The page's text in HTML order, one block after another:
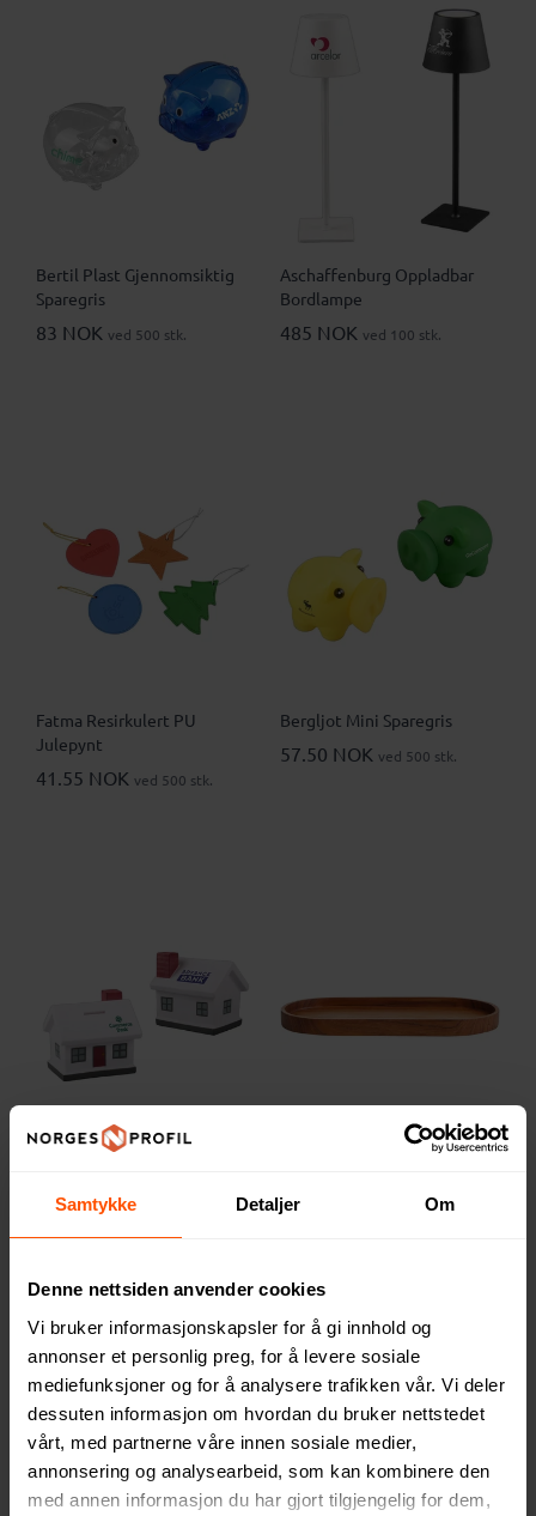
Samtykke Detaljer Om
Denne nettsiden anvender cookies
Vi bruker informasjonskapsler for å gi innhold og
annonser et personlig preg, for å levere sosiale
mediefunksjoner og for å analysere trafikken vår. Vi deler
dessuten informasjon om hvordan du bruker nettstedet
vårt, med partnerne våre innen sosiale medier,
annonsering og analysearbeid, som kan kombinere den
med annen informasjon du har gjort tilgjengelig for dem,
Bertil Plast Gjennomsiktig
Sparegris
83 NOK ved 500 stk.
Aschaffenburg Oppladbar
Bordlampe
485 NOK ved 100 stk.
Fatma Resirkulert PU
Julepynt
41.55 NOK ved 500 stk.
Bergljot Mini Sparegris
57.50 NOK ved 500 stk.
117 NOK
255 NOK ved 25 stk.
3